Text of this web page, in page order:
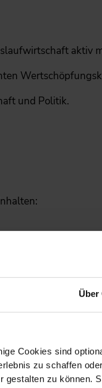
Über
Cookies sind
zu schaffen
zu können.
aktiv
und Politik.